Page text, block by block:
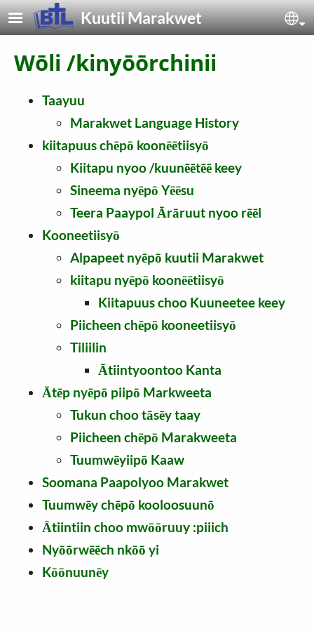
Skip to main contentKuutii Marakwet
Wōli /kinyōōrchinii
Taayuu
Marakwet Language History
kiitapuus chēpō koonēētiisyō
Kiitapu nyoo /kuunēētēē keey
Sineema nyēpō Yēēsu
Teera Paaypol Ārāruut nyoo rēēl
Kooneetiisyō
Alpapeet nyēpō kuutii Marakwet
kiitapu nyēpō koonēētiisyō
Kiitapuus choo Kuuneetee keey
Piicheen chēpō kooneetiisyō
Tiliilin
Ātiintyoontoo Kanta
Ātēp nyēpō piipō Markweeta
Tukun choo tāsēy taay
Piicheen chēpō Marakweeta
Tuumwēyiipō Kaaw
Soomana Paapolyoo Marakwet
Tuumwēy chēpō kooloosuunō
Ātiintiin choo mwōōruuy :piiich
Nyōōrwēēch nkōō yi
Kōōnuunēy